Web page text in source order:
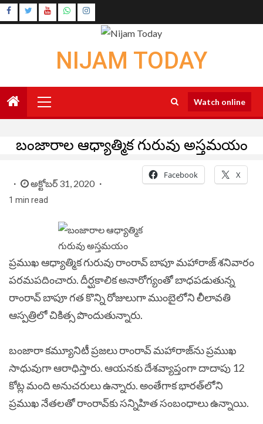
Skip
to
Instagram
NIJAM TODAY
Menu
Watch online
బంజారాల ఆధ్యాత్మిక గురువు అస్తమయం
అక్టోబర్ 31, 2020
1 min read
Facebook X
ప్రముఖ ఆధ్యాత్మిక గురువు రాంరావ్ బాపూ మహారాజ్ శనివారం
పరమపదించారు. దీర్ఘకాలిక అనారోగ్యంతో బాధపడుతున్న
రాంరావ్ బాపూ గత కొన్ని రోజులుగా ముంబైలోని లీలావతి
ఆస్పత్రిలో చికిత్స పొందుతున్నారు.
బంజారా కమ్యూనిటీ ప్రజలు రాంరావ్ మహారాజ్‌‌ను ప్రముఖ
సాధువుగా ఆరాధిస్తారు. ఆయనకు దేశవ్యాప్తంగా దాదాపు 12
కోట్ల మంది అనుచరులు ఉన్నారు. అంతేగాక భారత్‌‌లోని
ప్రముఖ నేతలతో రాంరావ్‌‌కు సన్నిహిత సంబంధాలు ఉన్నాయి.